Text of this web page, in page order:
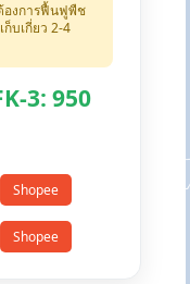
องการฟื้นฟูพืช
ก็บเกี่ยว 2-4
3: 950
Shopee
Shopee